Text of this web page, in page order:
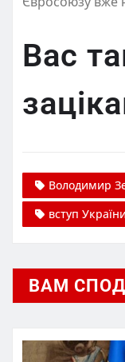
Вас
Володимир
вступ
ВАМ